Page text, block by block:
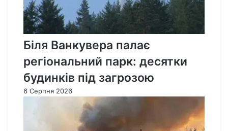
Біля Ванкувера палає
регіональний парк: десятки
будинків під загрозою
6 Серпня 2026